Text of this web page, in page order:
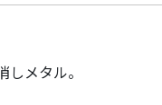
メタル。